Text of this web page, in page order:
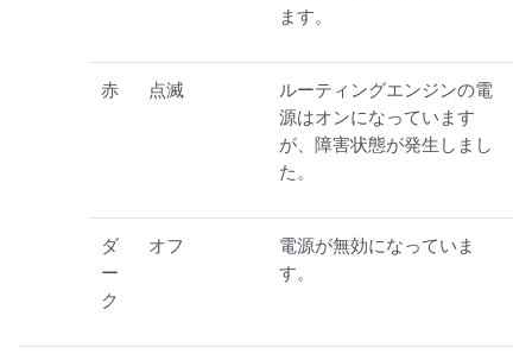
ます。
赤 点滅
ルーティングエンジンの電
源はオンになっています
が、障害状態が発生しまし
た。
ダ
ー
ク
オフ
電源が無効になっていま
す。